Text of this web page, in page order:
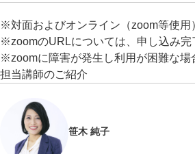
※対面およびオンライン（zoom等使
※zoomのURLについては、申し込み
※zoomに障害が発生し利用が困難な
担当講師のご紹介
笹木 純子